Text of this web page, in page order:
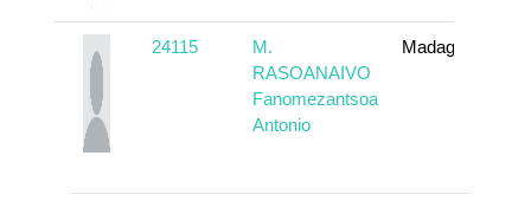
24115
M.
RASOANAIVO
Fanomezantsoa
Antonio
Madagascar